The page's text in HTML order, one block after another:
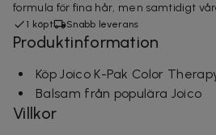
formula för fina hår, men samtidigt
1 köpt Snabb leverans
Produktinformation
Köp Joico K-Pak Color
Balsam från populära Joico
Villkor